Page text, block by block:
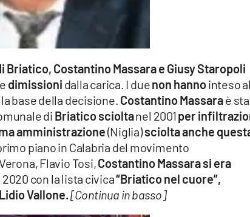
Briatico, Costantino Massara e Giusy Staropoli
dimissioni dalla carica. I duenon hannointeso al
base della decisione. Costantino Massaraè
di Briatico scioltanel 2001per
amministrazione(Niglia)sciolta anche
piano in Calabria del movimento
Flavio Tosi,Costantino Massara si era
con la lista civica“Briatico nel cuore”,
Vallone.[Continua in basso]